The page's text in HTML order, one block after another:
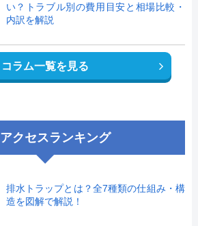
い？トラブル別の費用目安と相場比較・
内訳を解説
コラム一覧を見る
アクセスランキング
排水トラップとは？全7種類の仕組み・構
造を図解で解説！